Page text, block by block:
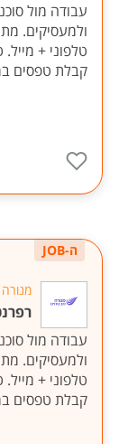
עבודה מול
ולמעסיקים.
טלפוני + מייל.
קבלת טפסים
ה-JOB
עבודה מול
ולמעסיקים.
טלפוני + מייל.
קבלת טפסים